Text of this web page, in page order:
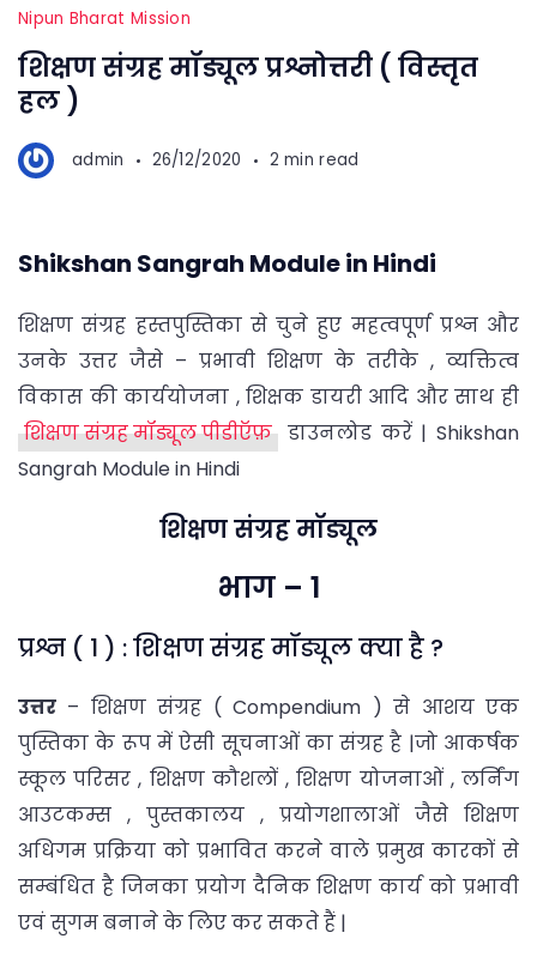
Nipun Bharat Mission
शिक्षण संग्रह मॉड्यूल प्रश्नोत्तरी ( विस्तृत
हल )
admin 26/12/2020 2 min read
Shikshan Sangrah Module in Hindi
शिक्षण संग्रह हस्तपुस्तिका से चुने हुए महत्वपूर्ण प्रश्न और
उनके उत्तर जैसे – प्रभावी शिक्षण के तरीके , व्यक्तित्व
विकास की कार्ययोजना , शिक्षक डायरी आदि और साथ ही
शिक्षण संग्रह मॉड्यूल पीडीऍफ़ डाउनलोड करें | Shikshan
Sangrah Module in Hindi
शिक्षण संग्रह मॉड्यूल
भाग – 1
प्रश्न ( 1 ) : शिक्षण संग्रह मॉड्यूल क्या है ?
उत्तर – शिक्षण संग्रह ( Compendium ) से आशय एक
पुस्तिका के रूप में ऐसी सूचनाओं का संग्रह है |जो आकर्षक
स्कूल परिसर , शिक्षण कौशलों , शिक्षण योजनाओं , लर्निंग
आउटकम्स , पुस्तकालय , प्रयोगशालाओं जैसे शिक्षण
अधिगम प्रक्रिया को प्रभावित करने वाले प्रमुख कारकों से
सम्बंधित है जिनका प्रयोग दैनिक शिक्षण कार्य को प्रभावी
एवं सुगम बनाने के लिए कर सकते हैं |